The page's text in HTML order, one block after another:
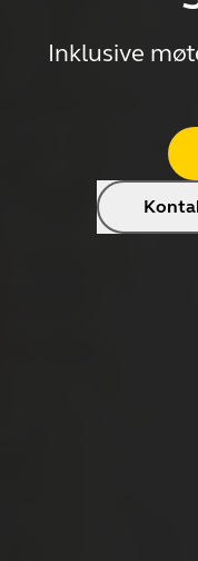
Inklusive